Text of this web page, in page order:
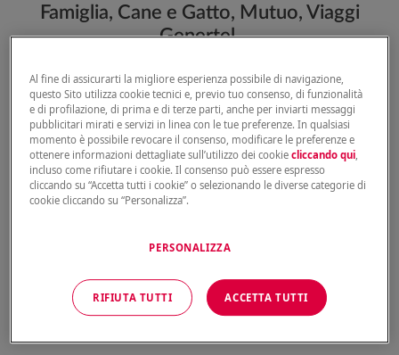
Famiglia, Cane e Gatto, Mutuo, Viaggi
Genertel.
Come ti tutela l’assicurazione casa per i danni
causati a terzi?
L’assicurazione casa è obbligatoria?
Assicurazione casa in affitto: a chi spetta?
L’assicurazione casa Genertel ti copre in caso
di calamità naturali?
Al fine di assicurarti la migliore esperienza possibile di navigazione,
questo Sito utilizza cookie tecnici e, previo tuo consenso, di funzionalità
e di profilazione, di prima e di terze parti, anche per inviarti messaggi
pubblicitari mirati e servizi in linea con le tue preferenze. In qualsiasi
momento è possibile revocare il consenso, modificare le preferenze e
ottenere informazioni dettagliate sull’utilizzo dei cookiecliccando qui,
incluso come rifiutare i cookie. Il consenso può essere espresso
cliccando su “Accetta tutti i cookie” o selezionando le diverse categorie di
cookie cliccando su “Personalizza”.
PERSONALIZZA
RIFIUTA TUTTI ACCETTA TUTTI